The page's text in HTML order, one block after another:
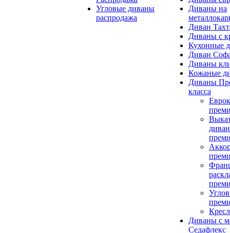
Угловые диваны
распродажа
Диваны на
Диван
Диваны с
Кухонные
Диван
Диваны
Кожаные
Диваны
класса
Диваны с
Седафлекс